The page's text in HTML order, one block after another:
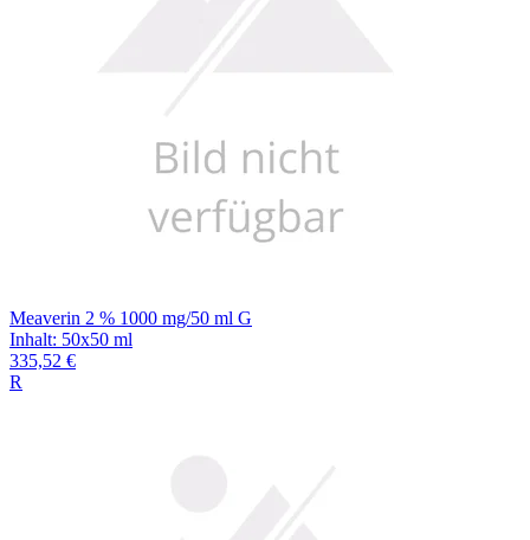
Meaverin 2 % 1000 mg/50 ml G
Inhalt: 50x50 ml
335,52 €
R